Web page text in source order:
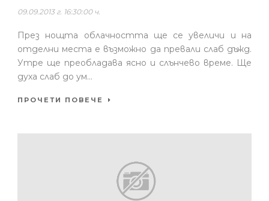
09.09.2013 г. 16:30:00 ч.
През нощта облачността ще се увеличи и на
отделни места е възможно да превали слаб дъжд.
Утре ще преобладава ясно и слънчево време. Ще
духа слаб до ум...
ПРОЧЕТИ ПОВЕЧЕ